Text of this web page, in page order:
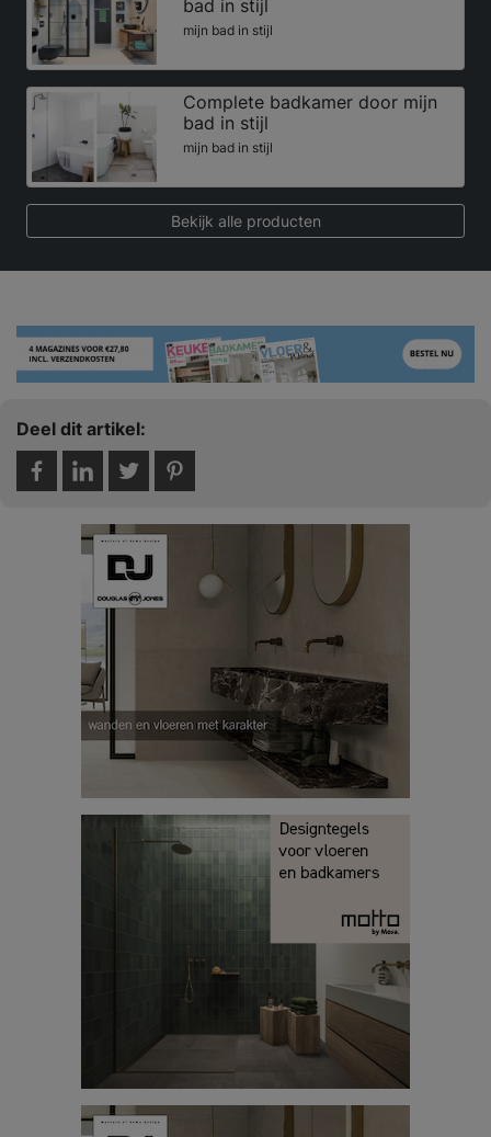
bad in stijl
mijn bad in stijl
Complete badkamer door mijn
bad in stijl
mijn bad in stijl
Bekijk alle producten
Deel dit artikel: